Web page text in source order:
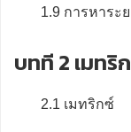
1.9 การหาระ
บทที 2 เมทริ
2.1 เมทริกซ์